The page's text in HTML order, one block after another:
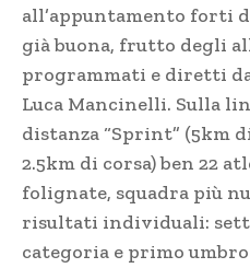
all’appuntamento forti
già buona, frutto degli
programmati e diretti
Luca Mancinelli. Sulla
distanza “Sprint” (5km
2.5km di corsa) ben 22
folignate, squadra più
risultati individuali:
categoria e primo